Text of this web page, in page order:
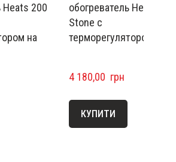
Heats 200
на
обогреватель Heats 500
Stone с
терморегулятором
4 180,00  грн
КУПИТИ